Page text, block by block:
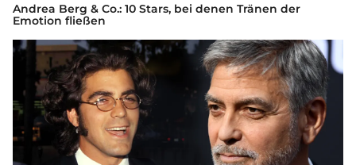
Andrea Berg & Co.: 10 Stars, bei denen Tränen der
Emotion fließen